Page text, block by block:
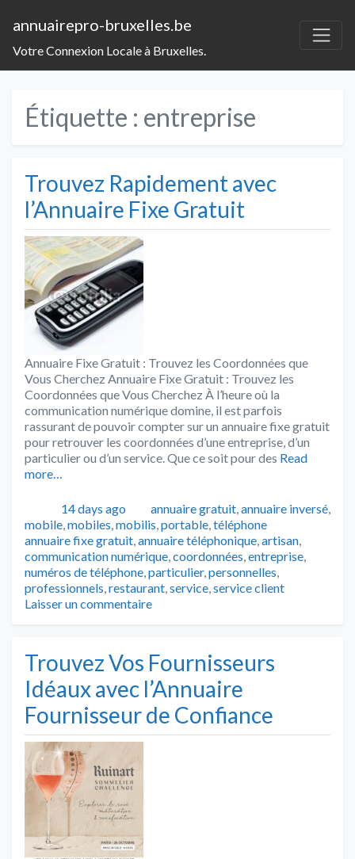
annuairepro-bruxelles.be
Votre Connexion Locale à Bruxelles.
Étiquette : entreprise
Trouvez Rapidement avec
l’Annuaire Fixe Gratuit
Annuaire Fixe Gratuit : Trouvez les Coordonnées que
Vous Cherchez Annuaire Fixe Gratuit : Trouvez les
Coordonnées que Vous Cherchez À l’heure où la
communication numérique domine, il est parfois
rassurant de pouvoir compter sur un annuaire fixe gratuit
pour retrouver les coordonnées d’une entreprise, d’un
particulier ou d’un service. Que ce soit pour des Read
more…
Publié14 days ago Catégories
annuaire gratuit,annuaire inversé,
mobile,mobiles,mobilis,portable,téléphone
annuaire fixe gratuit,annuaire téléphonique,artisan,
communication numérique,coordonnées,entreprise,
numéros de téléphone,particulier,personnelles,
professionnels,restaurant,service,service client
Laisser un commentaire
Trouvez Vos Fournisseurs
Idéaux avec l’Annuaire
Fournisseur de Confiance